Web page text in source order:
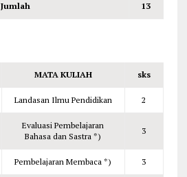
Jumlah 13
MATA KULIAH sks
Landasan Ilmu Pendidikan 2
Evaluasi Pembelajaran
Bahasa dan Sastra *)
3
Pembelajaran Membaca *) 3